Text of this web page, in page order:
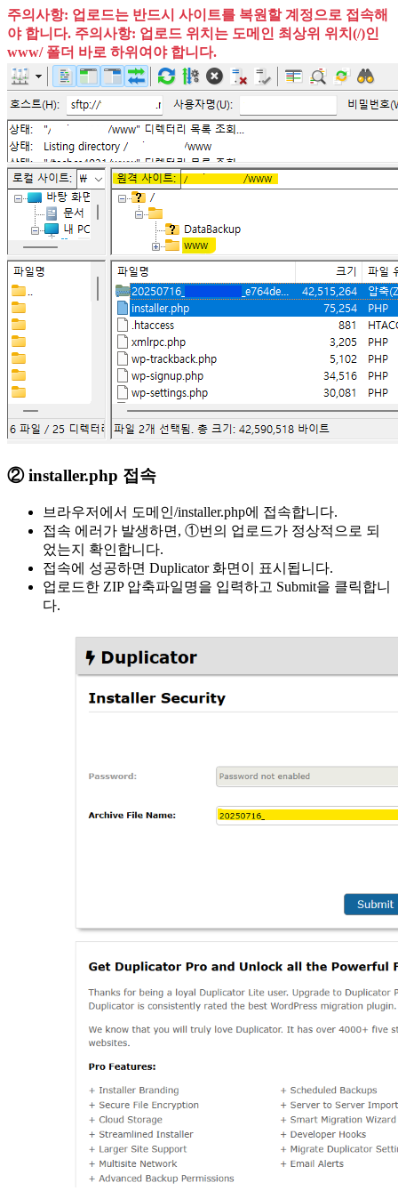
주의사항: 업로드는 반드시 사이트를 복원할 계정으로 접속해
야 합니다. 주의사항: 업로드 위치는 도메인 최상위 위치(/)인
www/ 폴더 바로 하위여야 합니다.
② installer.php 접속
브라우저에서 도메인/installer.php에 접속합니다.
접속 에러가 발생하면, ①번의 업로드가 정상적으로 되
었는지 확인합니다.
접속에 성공하면 Duplicator 화면이 표시됩니다.
업로드한 ZIP 압축파일명을 입력하고 Submit을 클릭합니
다.